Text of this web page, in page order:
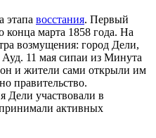
этапа восстания. Первый
конца марта 1858 года. На
возмущения: город Дели,
11 мая сипаи из Минута
и жители сами открыли им
правительство.
Дели участвовали в
активных